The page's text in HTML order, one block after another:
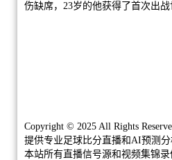
伤缺席，23岁的他获得了首次出战
Copyright © 2025 All Rights
提供专业足球比分直播和AI预测
本站所有直播信号源和视频集锦